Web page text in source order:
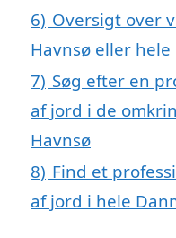
6) Oversigt over
Havnsø eller
7) Søg efter en
af jord i de
Havnsø
8) Find et
af jord i hele